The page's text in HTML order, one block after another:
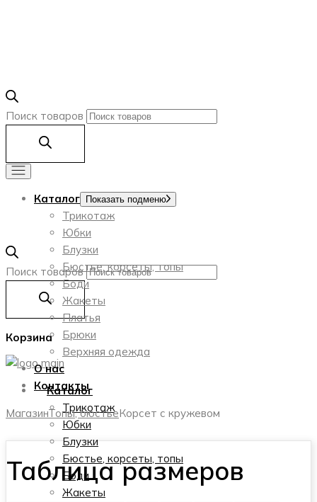
Поиск товаров
Корзина
Каталог
Трикотаж
Юбки
Блузки
Бюстье, корсеты, топы
Боди
Жакеты
Поиск товаров
Каталог Показать подменю
Трикотаж
Юбки
Блузки
Бюстье, корсеты, топы
Боди
Жакеты
Платья
Брюки
Верхняя одежда
О нас
Контакты
МагазинТопы, бюстьеКорсет с кружевом
Таблица размеров